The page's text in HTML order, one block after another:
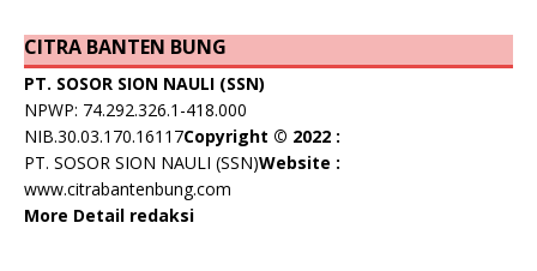
CITRA BANTEN BUNG
PT. SOSOR SION NAULI (SSN)
NPWP: 74.292.326.1-418.000
NIB.30.03.170.16117Copyright © 2022 :
PT. SOSOR SION NAULI (SSN)Website :
www.citrabantenbung.com
More Detail redaksi